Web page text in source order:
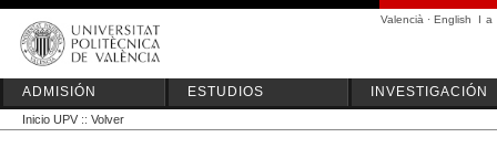
Valencià · English I a
ADMISIÓN ESTUDIOS INVESTIGACIÓN
Inicio UPV :: Volver